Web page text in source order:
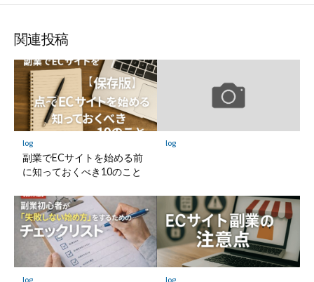
関連投稿
log
副業でECサイトを始める前
に知っておくべき10のこと
log
log log